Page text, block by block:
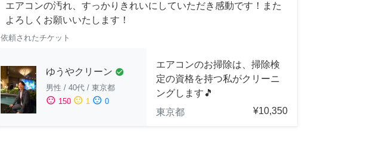
エアコンの汚れ、すっかりきれいにしていただき感動です！また
よろしくお願いいたします！
依頼されたチケット
ゆうやクリーン check_circle
男性 / 40代 / 東京都
sentiment_satisfied 150 sentiment_neutral 1 sentiment_dissatisfied 0
エアコンのお掃除は、掃除検
定の資格を持つ私がクリーニ
ングします🎵
東京都
¥10,350